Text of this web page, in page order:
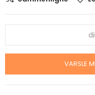
VARSLE